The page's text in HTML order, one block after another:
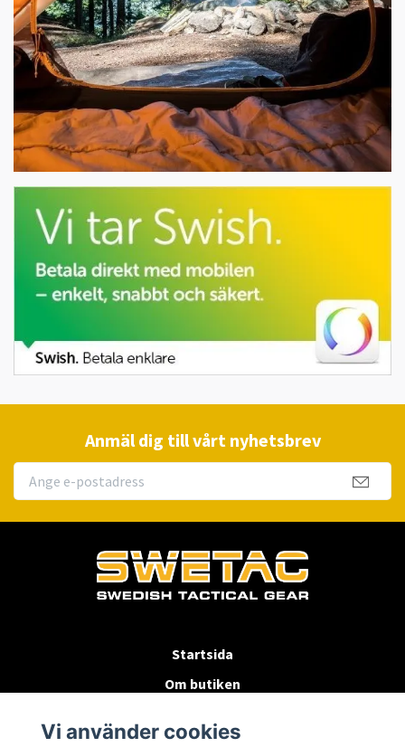
Anmäl dig till vårt nyhetsbrev
Startsida
Om butiken
Byten & Returer
Vi använder cookies